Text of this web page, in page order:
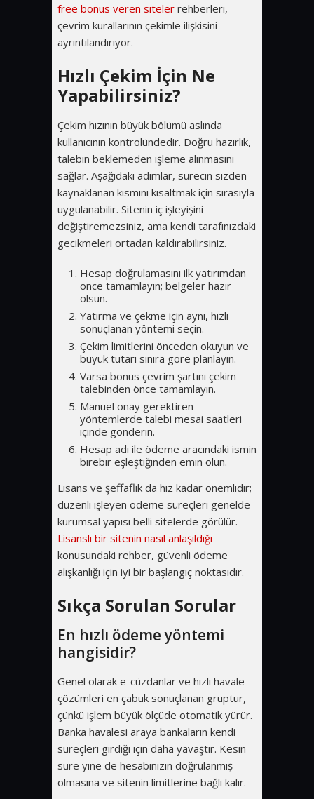
free bonus veren sitelerrehberleri,
çevrim kurallarının çekimle ilişkisini
ayrıntılandırıyor.
Hızlı Çekim İçin Ne
Yapabilirsiniz?
Çekim hızının büyük bölümü aslında
kullanıcının kontrolündedir. Doğru hazırlık,
talebin beklemeden işleme alınmasını
sağlar. Aşağıdaki adımlar, sürecin sizden
kaynaklanan kısmını kısaltmak için sırasıyla
uygulanabilir. Sitenin iç işleyişini
değiştiremezsiniz, ama kendi tarafınızdaki
gecikmeleri ortadan kaldırabilirsiniz.
Hesap doğrulamasını ilk yatırımdan
önce tamamlayın; belgeler hazır
olsun.
Yatırma ve çekme için aynı, hızlı
sonuçlanan yöntemi seçin.
Çekim limitlerini önceden okuyun ve
büyük tutarı sınıra göre planlayın.
Varsa bonus çevrim şartını çekim
talebinden önce tamamlayın.
Manuel onay gerektiren
yöntemlerde talebi mesai saatleri
içinde gönderin.
Hesap adı ile ödeme aracındaki ismin
birebir eşleştiğinden emin olun.
Lisans ve şeffaflık da hız kadar önemlidir;
düzenli işleyen ödeme süreçleri genelde
kurumsal yapısı belli sitelerde görülür.
Lisanslı bir sitenin nasıl anlaşıldığı
konusundaki rehber, güvenli ödeme
alışkanlığı için iyi bir başlangıç noktasıdır.
Sıkça Sorulan Sorular
En hızlı ödeme yöntemi
hangisidir?
Genel olarak e-cüzdanlar ve hızlı havale
çözümleri en çabuk sonuçlanan gruptur,
çünkü işlem büyük ölçüde otomatik yürür.
Banka havalesi araya bankaların kendi
süreçleri girdiği için daha yavaştır. Kesin
süre yine de hesabınızın doğrulanmış
olmasına ve sitenin limitlerine bağlı kalır.